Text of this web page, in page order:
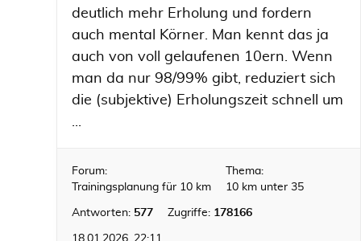
deutlich mehr Erholung und fordern
auch mental Körner. Man kennt das ja
auch von voll gelaufenen 10ern. Wenn
man da nur 98/99% gibt, reduziert sich
die (subjektive) Erholungszeit schnell um
...
Forum:
Trainingsplanung für 10 km
Thema:
10 km unter 35
Antworten: 577 Zugriffe: 178166
18.01.2026, 22:11